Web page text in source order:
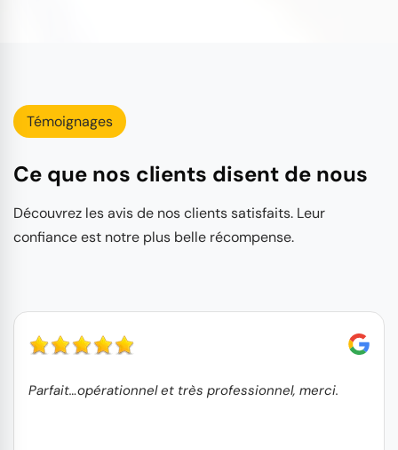
Témoignages
Ce que nos clients disent de nous
Découvrez les avis de nos clients satisfaits. Leur
confiance est notre plus belle récompense.
Parfait…opérationnel et très professionnel, merci.